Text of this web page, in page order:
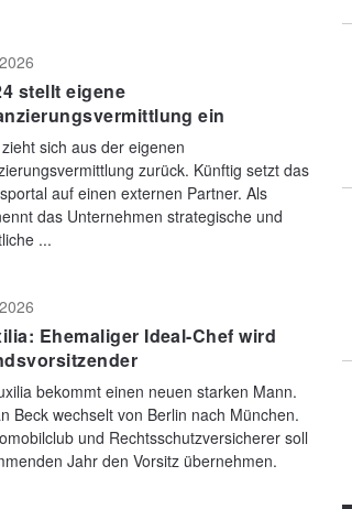
stellt eigene
ein
sich aus der eigenen
zurück. Künftig setzt das
auf einen externen Partner. Als
das Unternehmen strategische und
...
Ehemaliger Ideal-Chef wird
bekommt einen neuen starken Mann.
Beck wechselt von Berlin nach München.
und Rechtsschutzversicherer soll
Jahr den Vorsitz übernehmen.